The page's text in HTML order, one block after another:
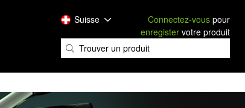
Suisse Connectez-vous pour
enregister votre produit